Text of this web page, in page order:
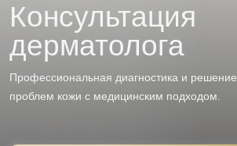
Консультация
дерматолога
Профессиональная диагностика и решение
проблем кожи с медицинским подходом.